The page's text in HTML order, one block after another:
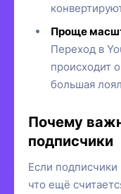
Проще
Переход в
происходит
большая
Почему
подписчики
Если
что ещё